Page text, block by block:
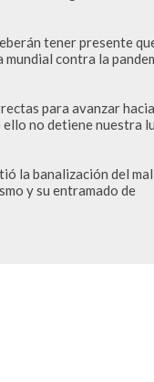
tener presente
contra la
para avanzar hacia
no detiene nuestra
la banalización del
y su entramado de